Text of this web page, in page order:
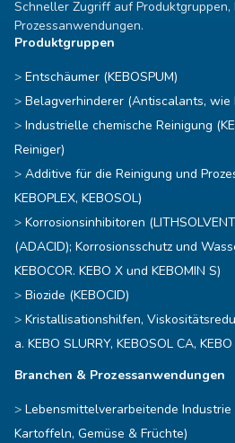
Schneller Zugriff auf Produktgruppen,
Prozessanwendungen.
Produktgruppen
Entschäumer (KEBOSPUM)
Belagverhinderer (Antiscalants, wie
Industrielle chemische Reinigung
Reiniger)
Additive für die Reinigung und
KEBOPLEX, KEBOSOL)
Korrosionsinhibitoren
(ADACID); Korrosionsschutz und
KEBOCOR. KEBO X und KEBOMIN S)
Biozide (KEBOCID)
Kristallisationshilfen,
a. KEBO SLURRY, KEBOSOL CA,
Branchen & Prozessanwendungen
Lebensmittelverarbeitende Industrie
Kartoffeln, Gemüse & Früchte)